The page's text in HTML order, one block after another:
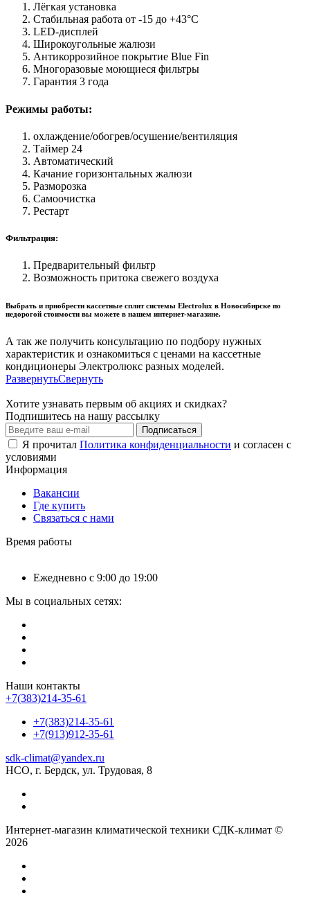
Лёгкая установка
Стабильная работа от -15 до +43°C
LED-дисплей
Широкоугольные жалюзи
Антикоррозийное покрытие Blue Fin
Многоразовые моющиеся фильтры
Гарантия 3 года
Режимы работы:
охлаждение/обогрев/осушение/вентиляция
Таймер 24
Автоматический
Качание горизонтальных жалюзи
Разморозка
Самоочистка
Рестарт
Фильтрация:
Предварительный фильтр
Возможность притока свежего воздуха
Выбрать и приобрести кассетные сплит системы Electrolux в Новосибирске по
недорогой стоимости вы можете в нашем интернет-магазине.
А так же получить консультацию по подбору нужных
характеристик и ознакомиться с ценами на кассетные
кондиционеры Электролюкс разных моделей.
РазвернутьСвернуть
Хотите узнавать первым об акциях и скидках?
Подпишитесь на нашу рассылку
Подписаться
Я прочитал Политика конфиденциальности и согласен с
условиями
Информация
Вакансии
Где купить
Связаться с нами
Время работы
Ежедневно с 9:00 до 19:00
Мы в социальных сетях:
Наши контакты
+7(383)214-35-61
+7(383)214-35-61
+7(913)912-35-61
sdk-climat@yandex.ru
НСО, г. Бердск, ул. Трудовая, 8
Интернет-магазин климатической техники СДК-климат ©
2026